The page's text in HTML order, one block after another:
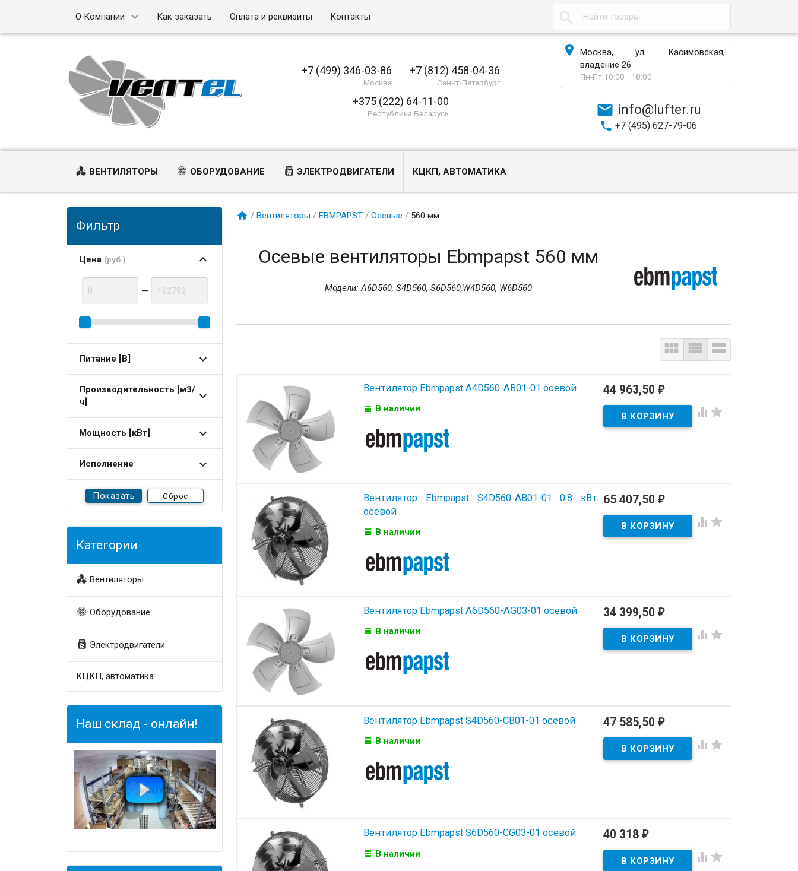
О Компании Как заказать Оплата и реквизиты Контакты
+7 (499) 346-03-86
Москва
+7 (812) 458-04-36
Санкт-Петербург
+375 (222) 64-11-00
Республика Беларусь

Москва, ул. Касимовская,
владение 26
Пн-Пт 10:00—18:00
info@lufter.ru
+7 (495) 627-79-06
ВЕНТИЛЯТОРЫ ОБОРУДОВАНИЕ ЭЛЕКТРОДВИГАТЕЛИ КЦКП, АВТОМАТИКА
Фильтр
Цена (руб.)
—
Питание [В]
Производительность [м3/
ч]
Мощность [кВт]
Исполнение
Сброс
Категории
Вентиляторы
Оборудование
Электродвигатели
КЦКП, автоматика
Наш склад - онлайн!
/ Вентиляторы / EBMPAPST / Осевые /560 мм
Осевые вентиляторы Ebmpapst 560 мм
Модели: A6D560, S4D560, S6D560,W4D560, W6D560
  
Вентилятор Ebmpapst A4D560-AB01-01 осевой
В наличии
44 963,50₽
 
Вентилятор Ebmpapst S4D560-AB01-01 0.8 кВт
осевой
В наличии
65 407,50₽
 
Вентилятор Ebmpapst A6D560-AG03-01 осевой
В наличии
34 399,50₽
 
Вентилятор Ebmpapst S4D560-CB01-01 осевой
В наличии
47 585,50₽
 
Вентилятор Ebmpapst S6D560-CG03-01 осевой
В наличии
40 318₽
 